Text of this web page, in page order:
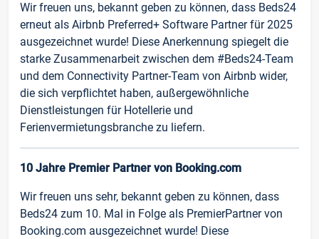
Wir freuen uns, bekannt geben zu können, dass Beds24
erneut als Airbnb Preferred+ Software Partner für 2025
ausgezeichnet wurde! Diese Anerkennung spiegelt die
starke Zusammenarbeit zwischen dem #Beds24-Team
und dem Connectivity Partner-Team von Airbnb wider,
die sich verpflichtet haben, außergewöhnliche
Dienstleistungen für Hotellerie und
Ferienvermietungsbranche zu liefern.
10 Jahre Premier Partner von Booking.com
Wir freuen uns sehr, bekannt geben zu können, dass
Beds24 zum 10. Mal in Folge als PremierPartner von
Booking.com ausgezeichnet wurde! Diese